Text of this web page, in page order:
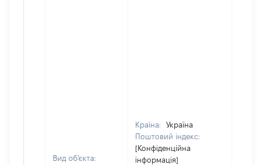
Вид об'єкта:
Країна:
Україна
Поштовий індекс:
[Конфіденційна
інформація]